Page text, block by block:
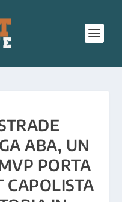
ABA, UN
PORTA
CAPOLISTA